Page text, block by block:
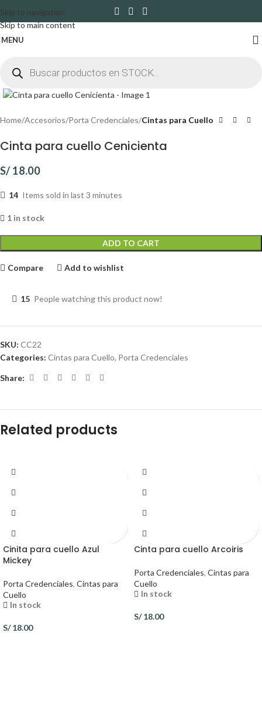
Skip to navigation
Skip to main content
MENU
Click to enlarge
Home Accesorios Porta Credenciales Cintas para Cuello
Cinta para cuello Cenicienta
S/ 18.00
14 Items sold in last 3 minutes
1 in stock
ADD TO CART
Compare Add to wishlist
15 People watching this product now!
SKU: CC22
Categories: Cintas para Cuello, Porta Credenciales
Share:
Related products
Cinita para cuello Azul
Mickey
Porta Credenciales, Cintas para
Cuello
In stock
S/18.00
Cinta para cuello Arcoiris
Porta Credenciales, Cintas para
Cuello
In stock
S/18.00